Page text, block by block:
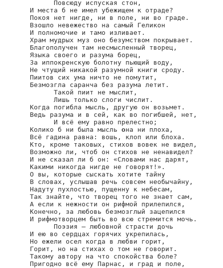
      Повсюду испуская стон,
И места б не имел убежищем к отраде?
Покоя нет нигде, ни в поле, ни во граде.
Взошло невежество на самый Геликон
И полномочие и тамо изливает.
Храм мудрых муз оно безумством покрывает.
Благополучен там несмысленный творец,
Языка своего и разума борец,
За иппокренскую болотну пьющий воду,
Не чтущий никакой разумной книги сроду.
Пиитов сих ума ничто не помутит,
Безмозгла саранча без разума летит.
      Такой пиит не мыслит,
      Лишь только слоги числит.
Когда погибла мысль, другую он возьмет.
Ведь разума и в сей, как во погибшей, нет,
      И всё ему равно прелестно;
Колико б ни была мысль она ни плоха,
Всё гадина равна: вошь, клоп или блоха.
Кто, кроме таковых, стихов вовек не видел,
Возможно ли, чтоб он стихов не ненавидел?
И не сказал ли б он: «Словами нас дарят,
Какими никогда нигде не говорят!».
О вы, которые сыскать хотите тайну
В словах, услышав речь совсем необычайну,
Надуту пухлостью, пущенну к небесам,
Так знайте, что творец того не знает сам,
А если к нежности он рифмой прилепился,
Конечно, за любовь безмозглый зацепился
И рифмотворцем быть во всю стремится мочь.
      Поэзия — любовной страсти дочь
И ею во сердцах горячих укрепилась,
Но ежели осел когда в любви горит,
Горит, но на стихах о том не говорит.
Такому автору на что спокойства боле?
Пригодно всё ему Парнас, и град и поле,